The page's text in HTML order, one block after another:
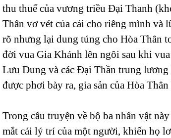
thu thuế của vương triều Đại Thanh
Thân vơ vét của cải cho riêng mình và
rõ nhưng lại dung túng cho Hòa Thân
đời vua Gia Khánh lên ngôi sau khi
Lưu Dung và các Đại Thần trung
được phơi bày ra, gia sản của Hòa
Trong câu truyện về bộ ba nhân vật
mắt cái lý trí của một người, khiến họ